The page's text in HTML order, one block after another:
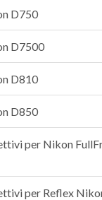
D750
D7500
D810
D850
per Nikon
per Reflex